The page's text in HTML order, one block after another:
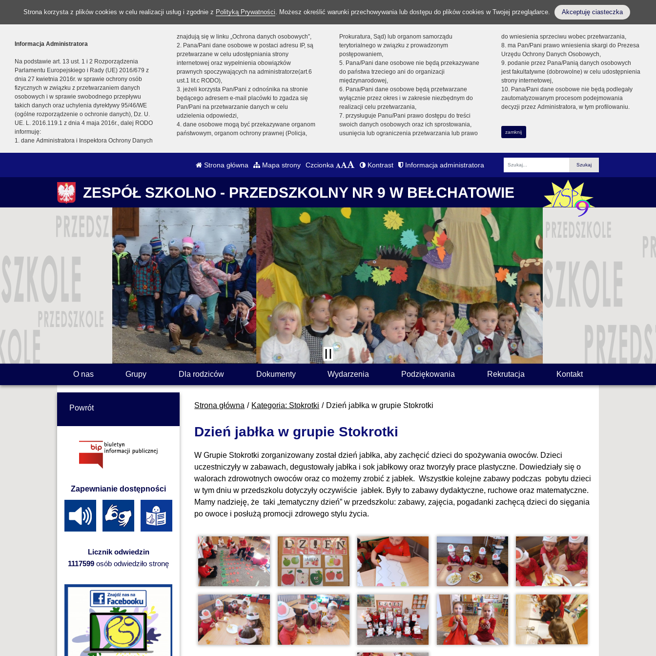
Strona korzysta z plików cookies w celu realizacji usług i zgodnie z Polityką Prywatności. Możesz określić warunki przechowywania lub dostępu do plików cookies w Twojej przeglądarce. Akceptuję ciasteczka
Informacja Administratora
Na podstawie art. 13 ust. 1 i 2 Rozporządzenia
Parlamentu Europejskiego i Rady (UE) 2016/679 z
dnia 27 kwietnia 2016r. w sprawie ochrony osób
fizycznych w związku z przetwarzaniem danych
osobowych i w sprawie swobodnego przepływu
takich danych oraz uchylenia dyrektywy 95/46/WE
(ogólne rozporządzenie o ochronie danych), Dz. U.
UE. L. 2016.119.1 z dnia 4 maja 2016r., dalej RODO
informuję:
1. dane Administratora i Inspektora Ochrony Danych
znajdują się w linku „Ochrona danych osobowych”,
2. Pana/Pani dane osobowe w postaci adresu IP, są
przetwarzane w celu udostępniania strony
internetowej oraz wypełnienia obowiązków
prawnych spoczywających na administratorze(art.6
ust.1 lit.c RODO),
3. jeżeli korzysta Pan/Pani z odnośnika na stronie
będącego adresem e-mail placówki to zgadza się
Pan/Pani na przetwarzanie danych w celu
udzielenia odpowiedzi,
4. dane osobowe mogą być przekazywane organom
państwowym, organom ochrony prawnej (Policja,
Prokuratura, Sąd) lub organom samorządu
terytorialnego w związku z prowadzonym
postępowaniem,
5. Pana/Pani dane osobowe nie będą przekazywane
do państwa trzeciego ani do organizacji
międzynarodowej,
6. Pana/Pani dane osobowe będą przetwarzane
wyłącznie przez okres i w zakresie niezbędnym do
realizacji celu przetwarzania,
7. przysługuje Panu/Pani prawo dostępu do treści
swoich danych osobowych oraz ich sprostowania,
usunięcia lub ograniczenia przetwarzania lub prawo
do wniesienia sprzeciwu wobec przetwarzania,
8. ma Pan/Pani prawo wniesienia skargi do Prezesa
Urzędu Ochrony Danych Osobowych,
9. podanie przez Pana/Panią danych osobowych
jest fakultatywne (dobrowolne) w celu udostępnienia
strony internetowej,
10. Pana/Pani dane osobowe nie będą podlegały
zautomatyzowanym procesom podejmowania
decyzji przez Administratora, w tym profilowaniu.
zamknij
Strona główna Mapa strony Czcionka Kontrast Informacja administratora
Fraza
ZESPÓŁ SZKOLNO - PRZEDSZKOLNY NR 9 W BEŁCHATOWIE
O nas Grupy Dla rodziców Dokumenty Wydarzenia Podziękowania Rekrutacja Kontakt
Strona główna Kategoria: Stokrotki Dzień jabłka w grupie Stokrotki
Dzień jabłka w grupie Stokrotki
W Grupie Stokrotki zorganizowany został dzień jabłka, aby zachęcić dzieci do spożywania owoców. Dzieci
uczestniczyły w zabawach, degustowały jabłka i sok jabłkowy oraz tworzyły prace plastyczne. Dowiedziały się o
walorach zdrowotnych owoców oraz co możemy zrobić z jabłek. Wszystkie kolejne zabawy podczas pobytu dzieci
w tym dniu w przedszkolu dotyczyły oczywiście jabłek. Były to zabawy dydaktyczne, ruchowe oraz matematyczne.
Mamy nadzieję, że taki „tematyczny dzień” w przedszkolu: zabawy, zajęcia, pogadanki zachęcą dzieci do sięgania
po owoce i posłużą promocji zdrowego stylu życia.
Powrót
Zapewnianie dostępności
Licznik odwiedzin
1117599 osób odwiedziło stronę